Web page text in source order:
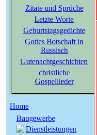
Zitate und Sprüche
Letzte Worte
Geburtstagsgedichte
Gottes Botschaft in
Russisch
Gutenachtgeschichten
christliche
Gospellieder
Home
Baugewerbe
Dienstleistungen